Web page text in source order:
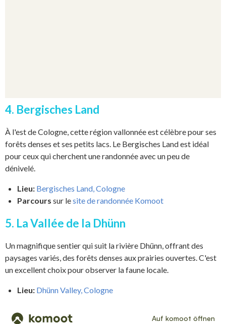
4. Bergisches Land
À l'est de Cologne, cette région vallonnée est célèbre pour ses
forêts denses et ses petits lacs. Le Bergisches Land est idéal
pour ceux qui cherchent une randonnée avec un peu de
dénivelé.
Lieu: Bergisches Land, Cologne
Parcours sur lesite de randonnée Komoot
5. La Vallée de la Dhünn
Un magnifique sentier qui suit la rivière Dhünn, offrant des
paysages variés, des forêts denses aux prairies ouvertes. C'est
un excellent choix pour observer la faune locale.
Lieu: Dhünn Valley, Cologne